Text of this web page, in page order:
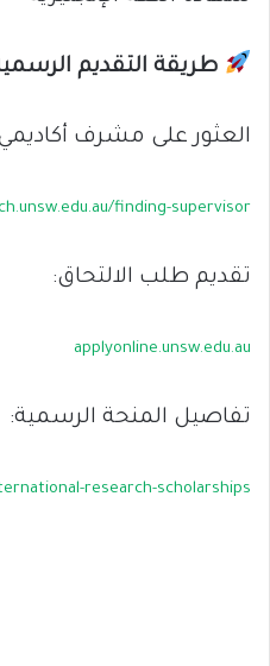
طريقة التقديم
العثور على مشرف
finding-supervisor
تقديم طلب الالتحاق:
applyonline.unsw.edu.au
تفاصيل المنحة الرسمية:
research-scholarships